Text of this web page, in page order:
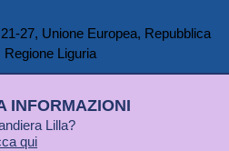
INFORMAZIONI
Lilla?
qui